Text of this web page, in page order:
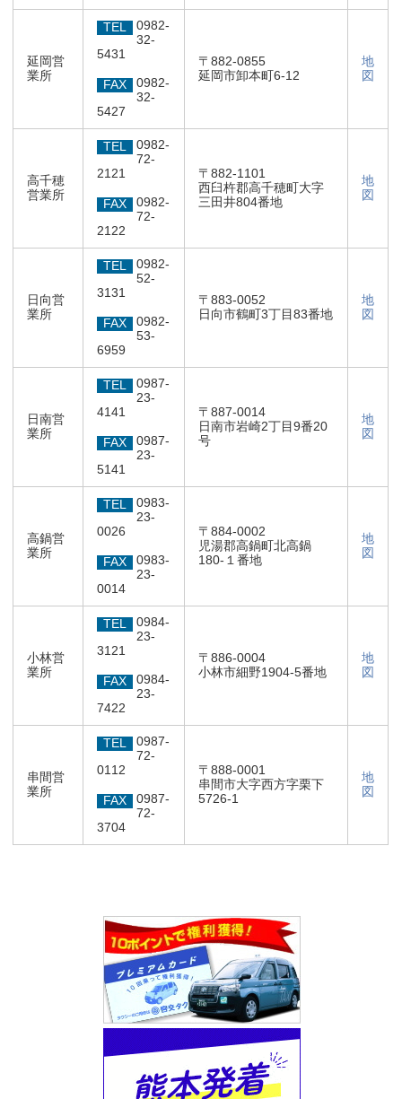
延岡営
業所
TEL
0982-
32-
5431
FAX
0982-
32-
5427
〒882-0855
延岡市卸本町6-12
地
図
高千穂
営業所
TEL
0982-
72-
2121
FAX
0982-
72-
2122
〒882-1101
西臼杵郡高千穂町大字
三田井804番地
地
図
日向営
業所
TEL
0982-
52-
3131
FAX
0982-
53-
6959
〒883-0052
日向市鶴町3丁目83番地
地
図
日南営
業所
TEL
0987-
23-
4141
FAX
0987-
23-
5141
〒887-0014
日南市岩崎2丁目9番20
号
地
図
高鍋営
業所
TEL
0983-
23-
0026
FAX
0983-
23-
0014
〒884-0002
児湯郡高鍋町北高鍋
180-１番地
地
図
小林営
業所
TEL
0984-
23-
3121
FAX
0984-
23-
7422
〒886-0004
小林市細野1904-5番地
地
図
串間営
業所
TEL
0987-
72-
0112
FAX
0987-
72-
3704
〒888-0001
串間市大字西方字栗下
5726-1
地
図